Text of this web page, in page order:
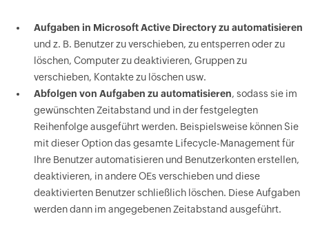
Aufgaben in Microsoft Active Directory zu automatisieren
und z. B. Benutzer zu verschieben, zu entsperren oder zu
löschen, Computer zu deaktivieren, Gruppen zu
verschieben, Kontakte zu löschen usw.
Abfolgen von Aufgaben zu automatisieren, sodass sie im
gewünschten Zeitabstand und in der festgelegten
Reihenfolge ausgeführt werden. Beispielsweise können Sie
mit dieser Option das gesamte Lifecycle-Management für
Ihre Benutzer automatisieren und Benutzerkonten erstellen,
deaktivieren, in andere OEs verschieben und diese
deaktivierten Benutzer schließlich löschen. Diese Aufgaben
werden dann im angegebenen Zeitabstand ausgeführt.